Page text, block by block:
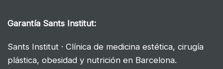
Garantía Sants Institut:
Sants Institut · Clínica de medicina estética, cirugía
plástica, obesidad y nutrición en Barcelona.